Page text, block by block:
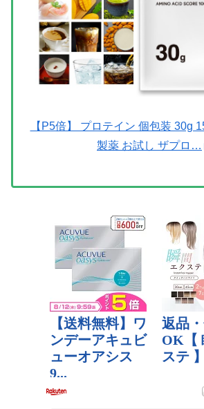
【P5倍】 プロテイン 個包装 30g
製薬 お試し ザプロ…